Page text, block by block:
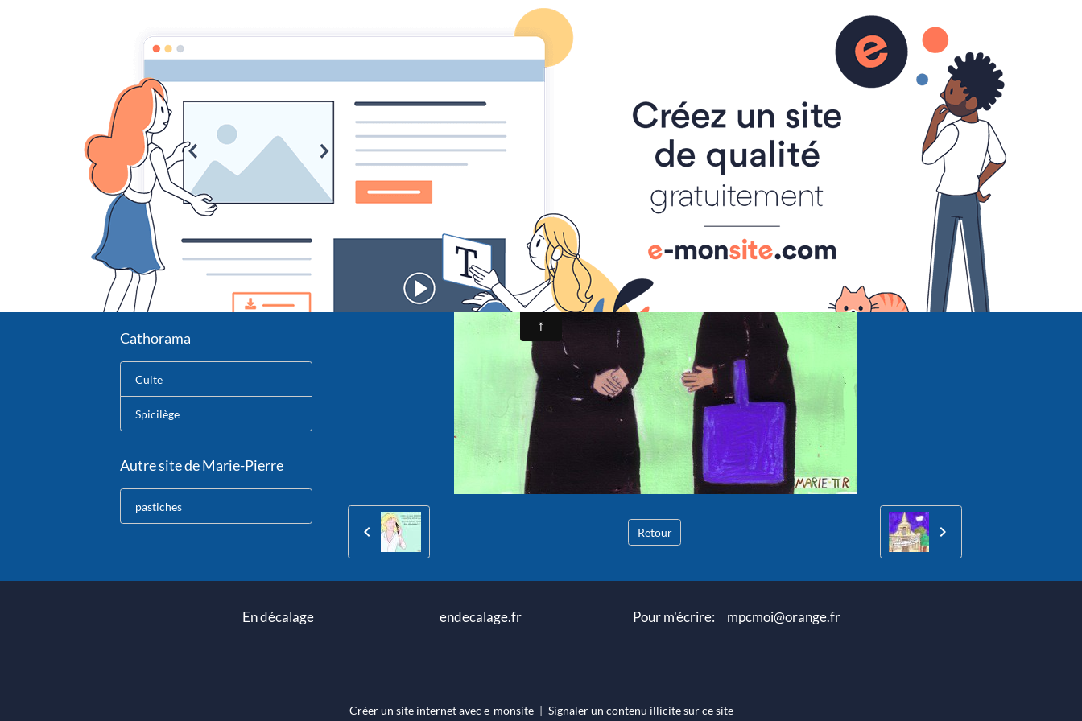
dessins humoristiques, humour sociétal, images drôles, situations amusantes
Spicilège
Pentecote
Retour
société
société
couple
couple
Divers
Divers
Cathorama
Culte
Spicilège
Autre site de Marie-Pierre
pastiches
En décalage endecalage.fr Pour m'écrire: mpcmoi@orange.fr
Créer un site internet avec e-monsite Signaler un contenu illicite sur ce site